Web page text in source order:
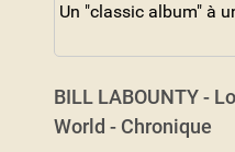
Un "classic album" à
BILL LABOUNTY -
World - Chronique